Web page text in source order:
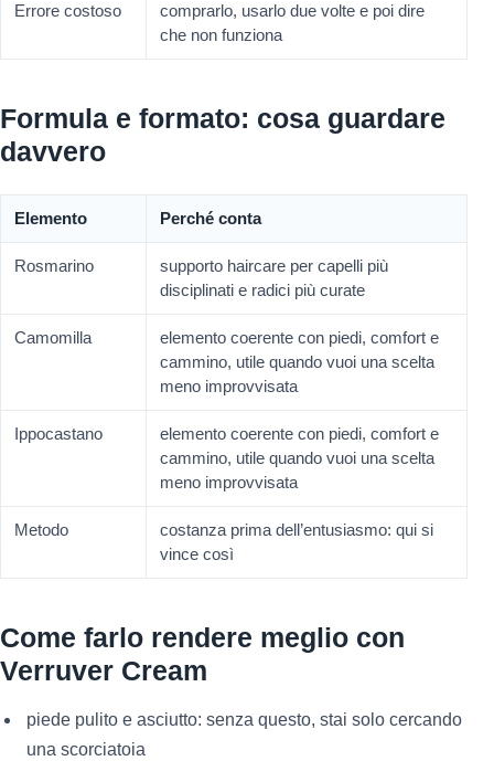
Errore costoso
comprarlo, usarlo due volte e poi dire
che non funziona
Formula e formato: cosa guardare
davvero
Elemento Perché conta
Rosmarino
supporto haircare per capelli più
disciplinati e radici più curate
Camomilla
elemento coerente con piedi, comfort e
cammino, utile quando vuoi una scelta
meno improvvisata
Ippocastano
elemento coerente con piedi, comfort e
cammino, utile quando vuoi una scelta
meno improvvisata
Metodo
costanza prima dell’entusiasmo: qui si
vince così
Come farlo rendere meglio con
Verruver Cream
piede pulito e asciutto: senza questo, stai solo cercando
una scorciatoia